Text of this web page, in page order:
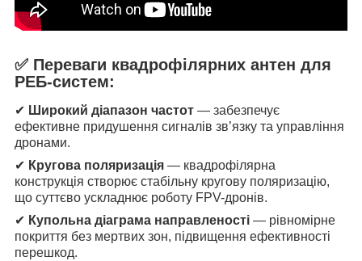
✅ Переваги квадрофілярних антен для
РЕБ-систем:
✔ Широкий діапазон частот — забезпечує
ефективне придушення сигналів зв’язку та управління
дронами.
✔ Кругова поляризація — квадрофілярна
конструкція створює стабільну кругову поляризацію,
що суттєво ускладнює роботу FPV-дронів.
✔ Купольна діаграма направленості — рівномірне
покриття без мертвих зон, підвищення ефективності
перешкод.